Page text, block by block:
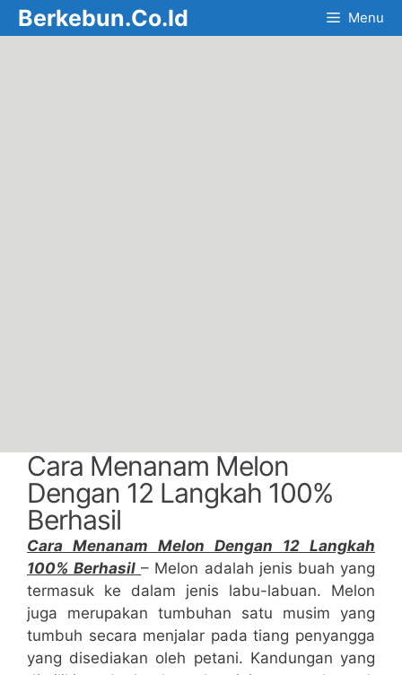
Skip
to
Berkebun.Co.Id Menu
Cara Menanam Melon
Dengan 12 Langkah 100%
Berhasil
Cara Menanam Melon Dengan 12 Langkah
100% Berhasil – Melon adalah jenis buah yang
termasuk ke dalam jenis labu-labuan. Melon
juga merupakan tumbuhan satu musim yang
tumbuh secara menjalar pada tiang penyangga
yang disediakan oleh petani. Kandungan yang